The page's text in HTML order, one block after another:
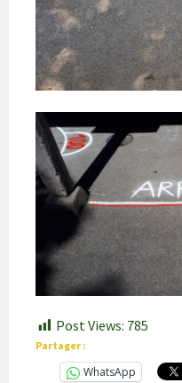
Post Views: 785
Partager :
WhatsApp